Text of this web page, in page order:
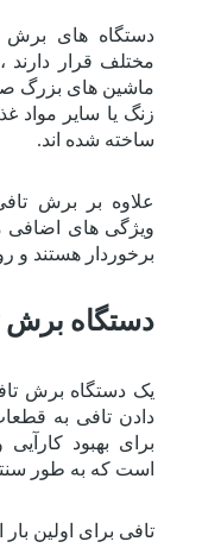
دستگاه های برش
مختلف قرار
ماشین های بزرگ
زنگ یا سایر مواد
ساخته شده اند.
علاوه بر برش
ویژگی های اضافی
برخوردار هستند و
دستگاه برش
یک دستگاه برش
دادن تافی به
برای بهبود
است که به طور
تافی برای اولین